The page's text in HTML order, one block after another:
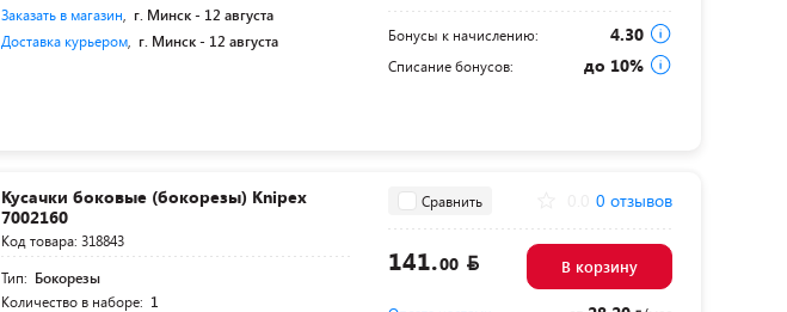
Заказать в магазин г. Минск - 12 августа
Доставка курьером г. Минск - 12 августа Бонусы к начислению: 4.30
Списание бонусов: до 10%
Кусачки боковые (бокорезы) Knipex
7002160
Код товара: 318843
Тип: Бокорезы
Количество в наборе: 1
Сравнить 0 отзывов
141.00 В корзину